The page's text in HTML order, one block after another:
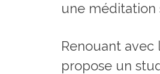
une méditation
Renouant avec
propose un